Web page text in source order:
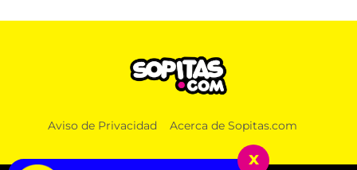
Aviso de Privacidad Acerca de Sopitas.com
x